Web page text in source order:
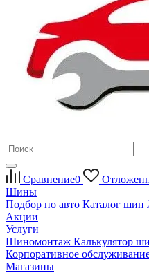
Сравнение0
Шины
Подбор по авто Каталог шин
Акции
Услуги
Шиномонтаж Калькулятор
Корпоративное
Магазины